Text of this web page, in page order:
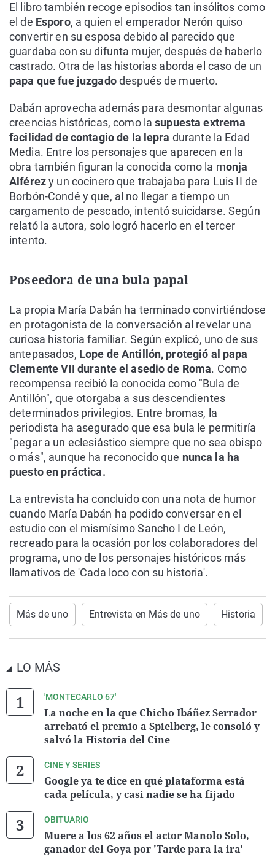
El libro también recoge episodios tan insólitos como
el de Esporo, a quien el emperador Nerón quiso
convertir en su esposa debido al parecido que
guardaba con su difunta mujer, después de haberlo
castrado. Otra de las historias aborda el caso de un
papa que fue juzgadodespués de muerto.
Dabán aprovecha además para desmontar algunas
creencias históricas, como lasupuesta extrema
facilidad de contagio de la lepra durante la Edad
Media. Entre los personajes que aparecen en la
obra también figuran la conocida como la monja
Alférezy un cocinero que trabajaba para Luis II de
Borbón-Condé y que, al no llegar a tiempo un
cargamento de pescado, intentó suicidarse. Según
relató la autora, solo logró hacerlo en el tercer
intento.
Poseedora de una bula papal
La propia María Dabán ha terminado convirtiéndose
en protagonista de la conversación al revelar una
curiosa historia familiar. Según explicó, uno de sus
antepasados, Lope de Antillón, protegió al papa
Clemente VII durante el asedio de Roma. Como
recompensa recibió la conocida como "Bula de
Antillón", que otorgaba a sus descendientes
determinados privilegios. Entre bromas, la
periodista ha asegurado que esa bula le permitiría
"pegar a un eclesiástico siempre que no sea obispo
o más", aunque ha reconocido que nunca la ha
puesto en práctica.
La entrevista ha concluido con una nota de humor
cuando María Dabán ha podido conversar en el
estudio con el mismísimo Sancho I de León,
recreado para la ocasión por los colaboradores del
programa, uno de los personajes históricos más
llamativos de 'Cada loco con su historia'.
Más de uno Entrevista en Más de uno Historia
LO MÁS
'MONTECARLO 67'
La noche en la que Chicho Ibáñez Serrador
arrebató el premio a Spielberg, le consoló y
salvó la Historia del Cine
CINE Y SERIES
Google ya te dice en qué plataforma está
cada película, y casi nadie se ha fijado
OBITUARIO
Muere a los 62 años el actor Manolo Solo,
ganador del Goya por 'Tarde para la ira'